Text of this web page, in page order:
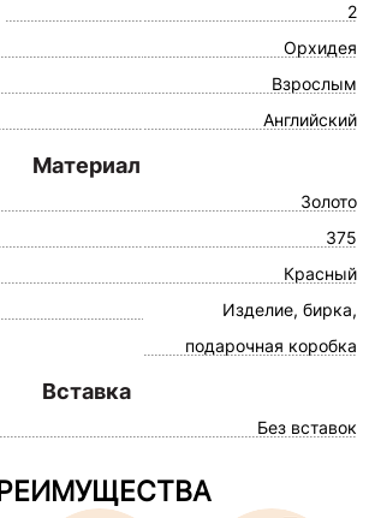
2
Орхидея
Взрослым
Английский
Материал
Золото
375
Красный
Изделие, бирка,
подарочная коробка
Вставка
Без вставок